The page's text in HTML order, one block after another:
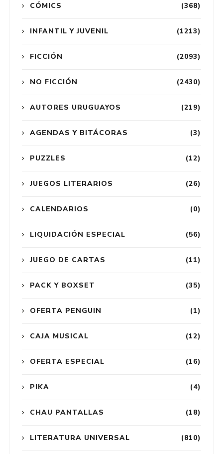
(368)
CÓMICS
(1213)
INFANTIL Y JUVENIL
(2093)
FICCIÓN
(2430)
NO FICCIÓN
(219)
AUTORES URUGUAYOS
(3)
AGENDAS Y BITÁCORAS
(12)
PUZZLES
(26)
JUEGOS LITERARIOS
(0)
CALENDARIOS
(56)
LIQUIDACIÓN ESPECIAL
(11)
JUEGO DE CARTAS
(35)
PACK Y BOXSET
(1)
OFERTA PENGUIN
(12)
CAJA MUSICAL
(16)
OFERTA ESPECIAL
(4)
PIKA
(18)
CHAU PANTALLAS
(810)
LITERATURA UNIVERSAL